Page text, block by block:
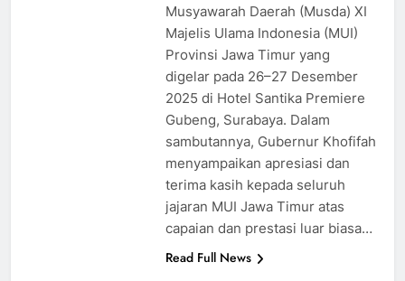
Musyawarah Daerah (Musda) XI
Majelis Ulama Indonesia (MUI)
Provinsi Jawa Timur yang
digelar pada 26–27 Desember
2025 di Hotel Santika Premiere
Gubeng, Surabaya. Dalam
sambutannya, Gubernur Khofifah
menyampaikan apresiasi dan
terima kasih kepada seluruh
jajaran MUI Jawa Timur atas
capaian dan prestasi luar biasa…
Read Full News